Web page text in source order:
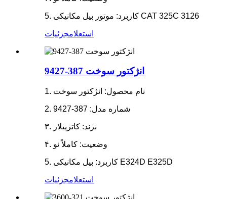
5. کاربرد: موتور بیل مکانیکی CAT 325C 3126
استعلامجزئیات
انژکتور سوخت 387-9427
1. نام محصول: انژکتور سوخت
2. شماره مدل: 387-9427
۳. برند: کاترپیلار
۴. وضعیت: کاملاً نو
5. کاربرد: بیل مکانیکی E324D E325D
استعلامجزئیات